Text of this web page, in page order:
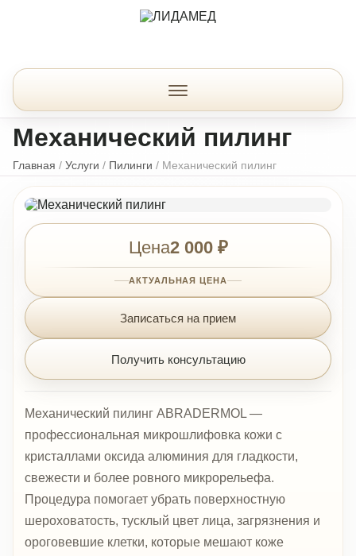
Механический пилинг
Главная / Услуги / Пилинги / Механический пилинг
Цена2 000 ₽
АКТУАЛЬНАЯ ЦЕНА
Записаться на прием
Получить консультацию
Механический пилинг ABRADERMOL —
профессиональная микрошлифовка кожи с
кристаллами оксида алюминия для гладкости,
свежести и более ровного микрорельефа.
Процедура помогает убрать поверхностную
шероховатость, тусклый цвет лица, загрязнения и
ороговевшие клетки, которые мешают коже